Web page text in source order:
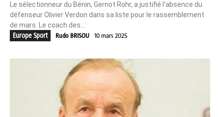
Le sélectionneur du Bénin, Gernot Rohr, a justifié l'absence du
défenseur Olivier Verdon dans sa liste pour le rassemblement
de mars. Le coach des...
Europe Sport
Rudo BRISOU 10 mars 2025